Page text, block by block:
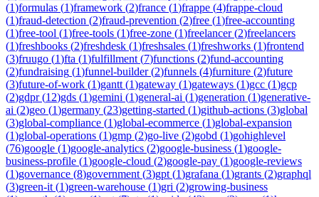
(1)formulas (1)framework (2)france (1)frappe (4)frappe-cloud
(1)fraud-detection (2)fraud-prevention (2)free (1)free-accounting
(1)free-tool (1)free-tools (1)free-zone (1)freelancer(2)freelancers
(1)freshbooks (2)freshdesk (1)freshsales (1)freshworks (1)frontend
(3)fruugo (1)fta (1)fulfillment (7)functions (2)fund-accounting
(2)fundraising (1)funnel-builder(2)funnels (4)furniture (2)future
(3)future-of-work (1)gantt (1)gateway (1)gateways (1)gcc (1)gcp
(2)gdpr(12)gds (1)gemini (1)general-ai (1)generation (1)generative-
ai (2)geo (1)germany (23)getting-started (1)github-actions (3)global
(3)global-compliance (1)global-ecommerce (1)global-expansion
(1)global-operations (1)gmp (2)go-live (2)gobd (1)gohighlevel
(76)google (1)google-analytics (2)google-business (1)google-
business-profile (1)google-cloud (2)google-pay (1)google-reviews
(1)governance (8)government (3)gpt (1)grafana (1)grants (2)graphql
(3)green-it (1)green-warehouse (1)gri (2)growing-business